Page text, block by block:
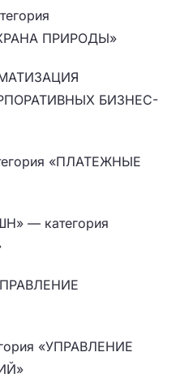
ПРИРОДЫ»
БИЗНЕС-
«ПЛАТЕЖНЫЕ
— категория
«УПРАВЛЕНИЕ